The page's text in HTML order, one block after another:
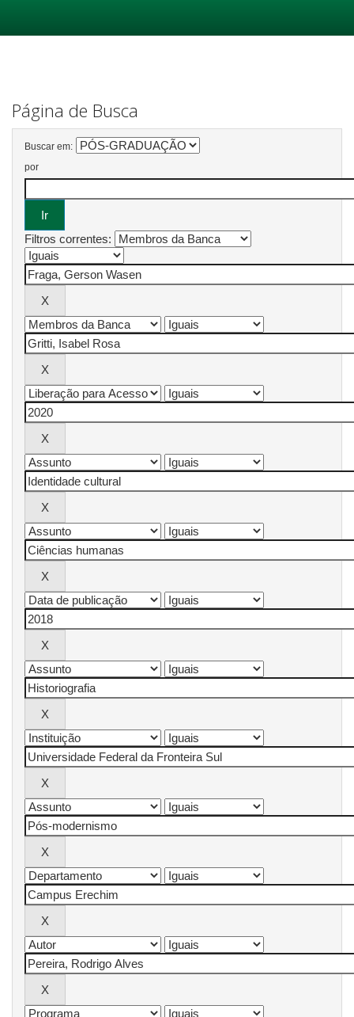
Página de Busca
Buscar em:
por
Filtros correntes: